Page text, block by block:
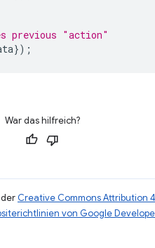
previous "action"
});
War das hilfreich?
Creative Commons Attribution
von Google